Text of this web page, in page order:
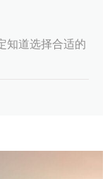
知道选择合适的